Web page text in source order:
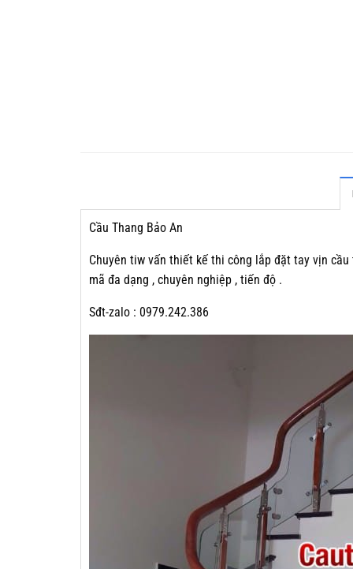
Cầu Thang Bảo An
Chuyên tiw vấn thiết kế thi công lắp đặt tay vịn
mã đa dạng , chuyên nghiệp , tiến độ .
Sđt-zalo : 0979.242.386